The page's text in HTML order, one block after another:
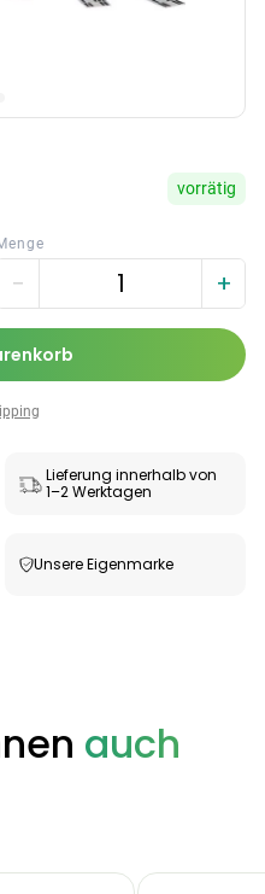
vorrätig
− +
Lieferung innerhalb von
1–2 Werktagen
Unsere Eigenmarke
auch